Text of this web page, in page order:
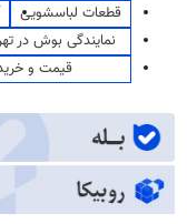
قطعات لباسشویی
نمایندگی بوش در
قیمت و